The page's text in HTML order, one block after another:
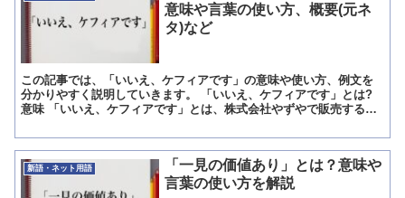
意味や言葉の使い方、概要(元ネ
タ)など
この記事では、「いいえ、ケフィアです」の意味や使い方、例文を
分かりやすく説明していきます。 「いいえ、ケフィアです」とは?
意味 「いいえ、ケフィアです」とは、株式会社やずやで販売する千
新語・ネット用語
「一見の価値あり」とは？意味や
言葉の使い方を解説